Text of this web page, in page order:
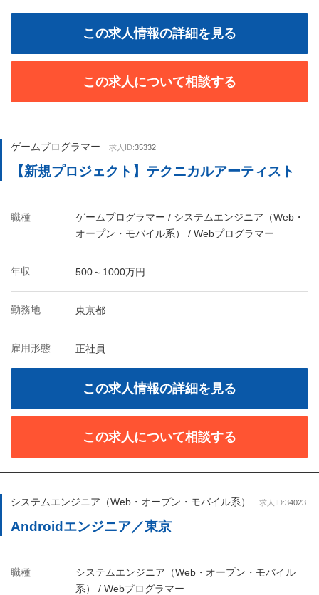
この求人情報の詳細を見る
この求人について相談する
ゲームプログラマー 求人ID:35332
【新規プロジェクト】テクニカルアーティスト
職種
ゲームプログラマー / システムエンジニア（Web・
オープン・モバイル系） / Webプログラマー
年収 500～1000万円
勤務地 東京都
雇用形態 正社員
この求人情報の詳細を見る
この求人について相談する
システムエンジニア（Web・オープン・モバイル系） 求人ID:34023
Androidエンジニア／東京
職種
システムエンジニア（Web・オープン・モバイル
系） / Webプログラマー